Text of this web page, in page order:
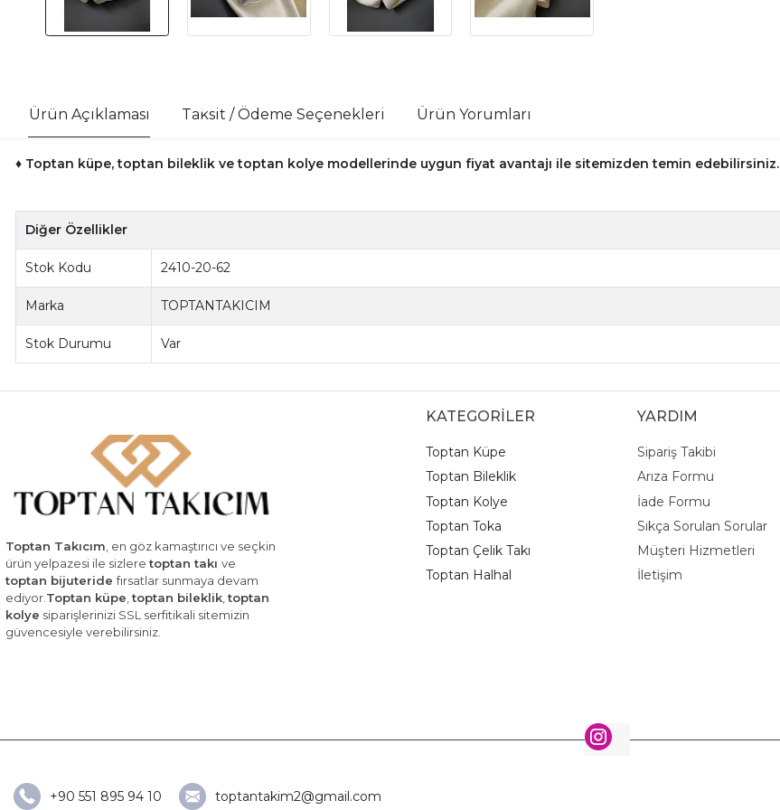
Ürün Açıklaması Taksit / Ödeme Seçenekleri Ürün Yorumları
♦ Toptan küpe, toptan bileklik ve toptan kolye modellerinde uygun fiyat avantajı ile sitemizden temin edebilirsiniz.
Diğer Özellikler
Stok Kodu 2410-20-62
Marka TOPTANTAKICIM
Stok Durumu Var
Toptan Takıcım, en göz kamaştırıcı ve seçkin
ürün yelpazesi ile sizleretoptan takı ve
toptan bijuteridefırsatlar sunmaya devam
ediyor.Toptan küpe,toptan bileklik,toptan
kolye siparişlerinizi SSL serfitikali sitemizin
güvencesiyle verebilirsiniz.
KATEGORİLER
Toptan Küpe
Toptan Bileklik
Toptan Kolye
Toptan Toka
Toptan Çelik Takı
Toptan Halhal
YARDIM
Sipariş Takibi
Arıza Formu
İade Formu
Sıkça Sorulan Sorular
Müşteri Hizmetleri
İletişim
+90 551 895 94 10 toptantakim2@gmail.com